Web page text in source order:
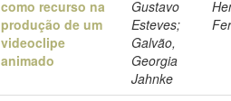
como recurso na
produção de um
videoclipe
animado
Gustavo
Esteves;
Galvão,
Georgia
Jahnke